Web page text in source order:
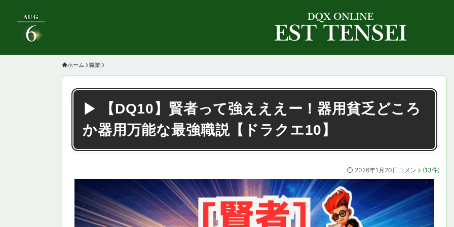
AUG
6
ホーム 職業
【DQ10】賢者って強えええー！器用貧乏どころ
か器用万能な最強職説【ドラクエ10】
2026年1月20日 コメント(13件)